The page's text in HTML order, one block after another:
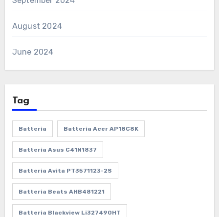
August 2024
June 2024
Tag
Batteria Batteria Acer AP18C8K
Batteria Asus C41N1837
Batteria Avita PT3571123-2S
Batteria Beats AHB481221
Batteria Blackview Li327490HT